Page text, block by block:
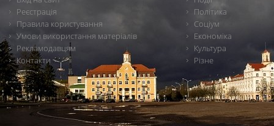
Реєстрація
Правила користування
Умови використання матеріалів
Рекламодавцям
Контакти
Політика
Соціум
Економіка
Культура
Різне